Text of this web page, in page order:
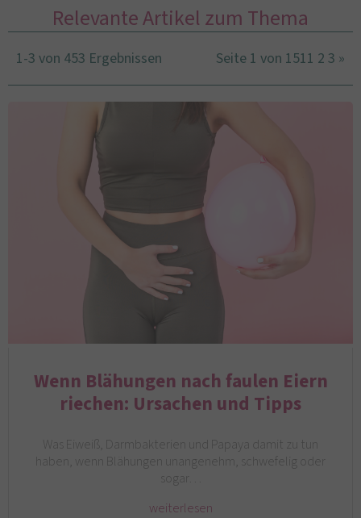
Relevante Artikel zum Thema
1-3 von 453 Ergebnissen Seite 1 von 1511 2 3 »
Wenn Blähungen nach faulen Eiern
riechen: Ursachen und Tipps
Was Eiweiß, Darmbakterien und Papaya damit zu tun
haben, wenn Blähungen unangenehm, schwefelig oder
sogar…
weiterlesen